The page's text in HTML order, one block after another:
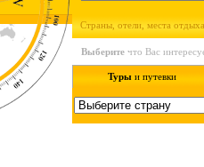
Страны, отели, места
Выберите что Вас
Турыи путевки